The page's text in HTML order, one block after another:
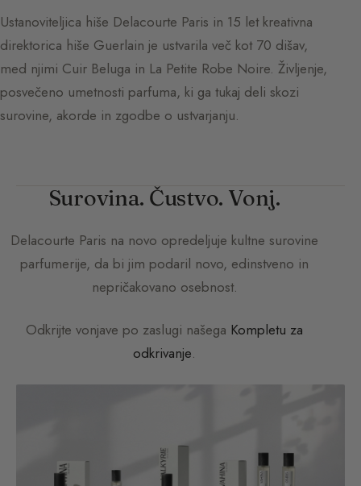
Ustanoviteljica hiše Delacourte Paris in 15 let kreativna
direktorica hiše Guerlain je ustvarila več kot 70 dišav,
med njimi Cuir Beluga in La Petite Robe Noire. Življenje,
posvečeno umetnosti parfuma, ki ga tukaj deli skozi
surovine, akorde in zgodbe o ustvarjanju.
Surovina. Čustvo. Vonj.
Delacourte Paris na novo opredeljuje kultne surovine
parfumerije, da bi jim podaril novo, edinstveno in
nepričakovano osebnost.
Odkrijte vonjave po zaslugi našega Kompletu za
odkrivanje.